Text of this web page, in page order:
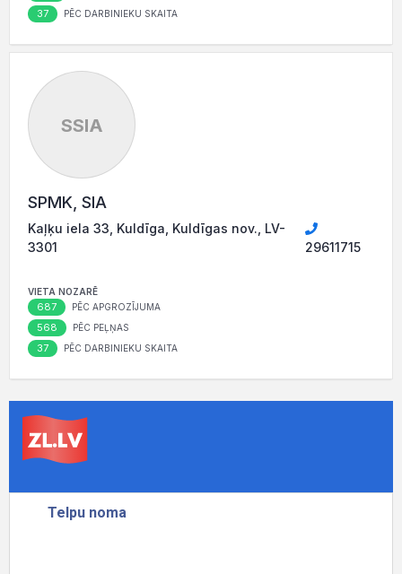
37 PĒC DARBINIEKU SKAITA
SSIA
SPMK, SIA
Kaļķu iela 33, Kuldīga, Kuldīgas nov., LV-
3301
29611715
VIETA NOZARĒ
687 PĒC APGROZĪJUMA
568 PĒC PEĻŅAS
37 PĒC DARBINIEKU SKAITA